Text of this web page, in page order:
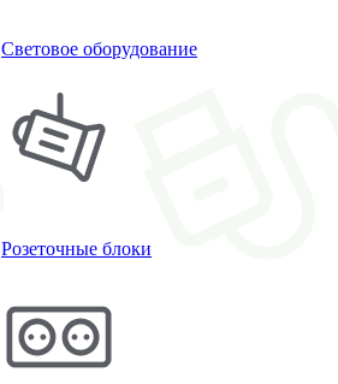
Световое оборудование
Розеточные блоки